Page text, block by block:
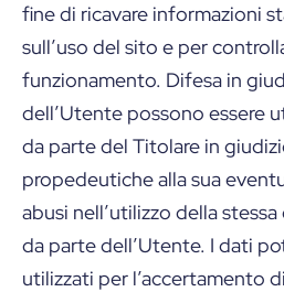
fine di ricavare informazioni
sull’uso del sito e per
funzionamento. Difesa in
dell’Utente possono essere
da parte del Titolare in
propedeutiche alla sua
abusi nell’utilizzo della
da parte dell’Utente. I dati
utilizzati per l’accertamento